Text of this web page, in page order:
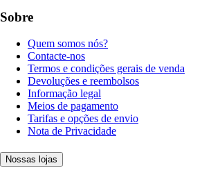
Sobre
Quem somos nós?
Contacte-nos
Termos e condições gerais de venda
Devoluções e reembolsos
Informação legal
Meios de pagamento
Tarifas e opções de envio
Nota de Privacidade
Nossas lojas